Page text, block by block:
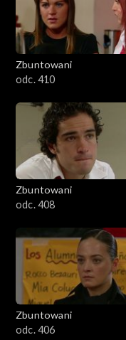
Zbuntowani
odc. 410
Zbuntowani
odc. 408
Zbuntowani
odc. 406